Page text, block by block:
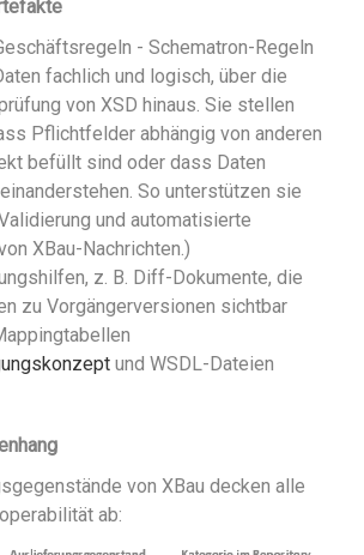
- Schematron-Regeln
fachlich und logisch, über die
von XSD hinaus. Sie stellen
Pflichtfelder abhängig von anderen
befüllt sind oder dass Daten
So unterstützen sie
und automatisierte
XBau-Nachrichten.)
z. B. Diff-Dokumente, die
zu Vorgängerversionen sichtbar
und WSDL-Dateien
von XBau decken alle
ab: